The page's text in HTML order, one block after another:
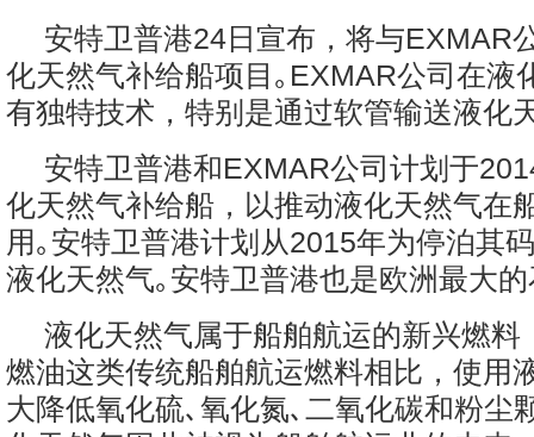
安特卫普港24日宣布，将与EXMAR
化天然气补给船项目｡EXMAR公司在液
有独特技术，特别是通过软管输送液化
安特卫普港和EXMAR公司计划于
化天然气补给船，以推动液化天然气在
用｡安特卫普港计划从2015年为停泊其
液化天然气｡安特卫普港也是欧洲最大
液化天然气属于船舶航运的新兴燃料
燃油这类传统船舶航运燃料相比，使用
大降低氧化硫､氧化氮､二氧化碳和粉尘